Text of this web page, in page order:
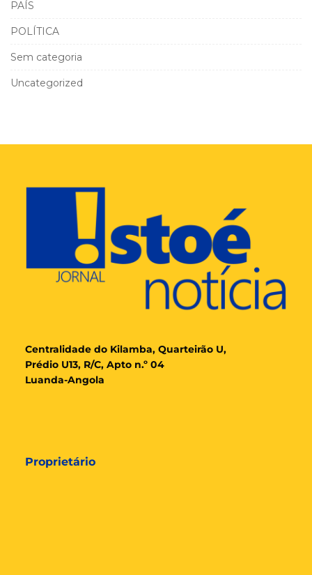
PAÍS
POLÍTICA
Sem categoria
Uncategorized
Centralidade do Kilamba, Quarteirão U,
Prédio U13, R/C, Apto n.º 04
Luanda-Angola
Proprietário